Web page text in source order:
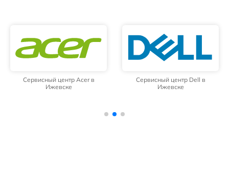
Сервисный центр Acer в
Ижевске
Сервисный центр Dell в
Ижевске